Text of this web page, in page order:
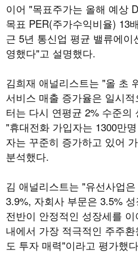
이어 "목표주가는 올해 예상
목표 PER(주가수익비율) 13
근 5년 통신업 평균 밸류에
영했다"고 설명했다.
김희재 애널리스트는 "올 초
서비스 매출 증가율은 일시
터는 다시 연평균 2% 수준의
"휴대전화 가입자는 1300만
자는 꾸준히 증가하고 있어
분석했다.
김 애널리스트는 "유선사업
3.9%, 자회사 부문은 3.5%
전반이 안정적인 성장세를
내에서 가장 적극적인 주주
도 투자 매력"이라고 평가했